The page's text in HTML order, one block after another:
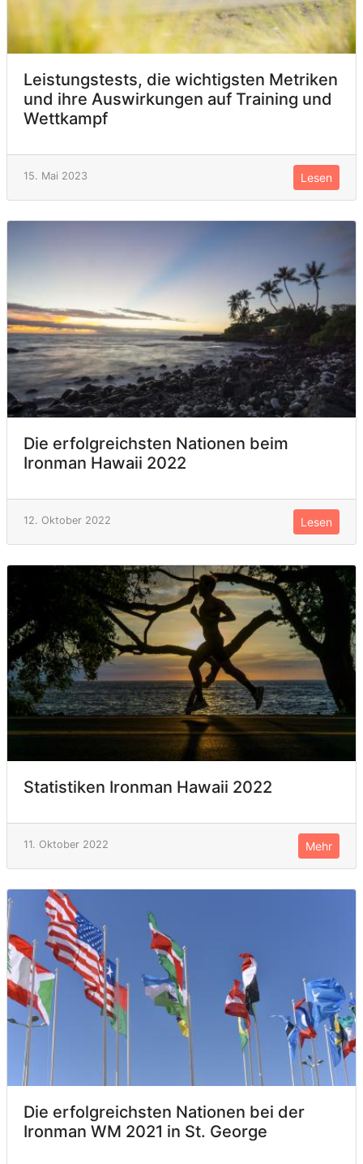
Leistungstests, die wichtigsten Metriken
und ihre Auswirkungen auf Training und
Wettkampf
15. Mai 2023 Lesen
Die erfolgreichsten Nationen beim
Ironman Hawaii 2022
12. Oktober 2022 Lesen
Statistiken Ironman Hawaii 2022
11. Oktober 2022 Mehr
Die erfolgreichsten Nationen bei der
Ironman WM 2021 in St. George